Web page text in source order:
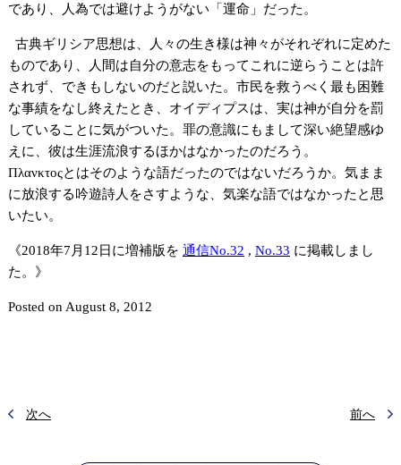
であり、人為では避けようがない「運命」だった。
古典ギリシア思想は、人々の生き様は神々がそれぞれに定めた
ものであり、人間は自分の意志をもってこれに逆らうことは許
されず、できもしないのだと説いた。市民を救うべく最も困難
な事績をなし終えたとき、オイディプスは、実は神が自分を罰
していることに気がついた。罪の意識にもまして深い絶望感ゆ
えに、彼は生涯流浪するほかはなかったのだろう。
Πλανκτοςとはそのような語だったのではないだろうか。気まま
に放浪する吟遊詩人をさすような、気楽な語ではなかったと思
いたい。
《2018年7月12日に増補版を 通信No.32 , No.33 に掲載しまし
た。》
Posted on August 8, 2012
次へ 前へ